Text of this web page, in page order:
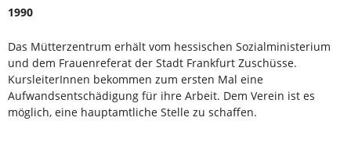
1990
Das Mütterzentrum erhält vom hessischen Sozialministerium
und dem Frauenreferat der Stadt Frankfurt Zuschüsse.
KursleiterInnen bekommen zum ersten Mal eine
Aufwandsentschädigung für ihre Arbeit. Dem Verein ist es
möglich, eine hauptamtliche Stelle zu schaffen.